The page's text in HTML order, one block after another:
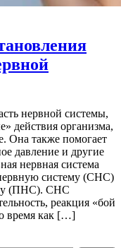
нервной системы,
действия организма,
Она также помогает
давление и другие
нервная система
систему (СНС)
(ПНС). СНС
реакция «бой
время как […]